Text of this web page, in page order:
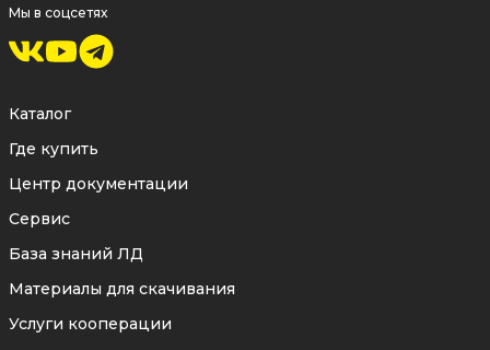
✅ Простота обслуживания
элементу
периодической очистки.
позволяет быстро вернуть
оборудование в эксплуатацию без
сложных ремонтных работ.
Мы в соцсетях
Каталог
Где купить
Центр документации
Сервис
База знаний ЛД
Материалы для скачивания
Услуги кооперации